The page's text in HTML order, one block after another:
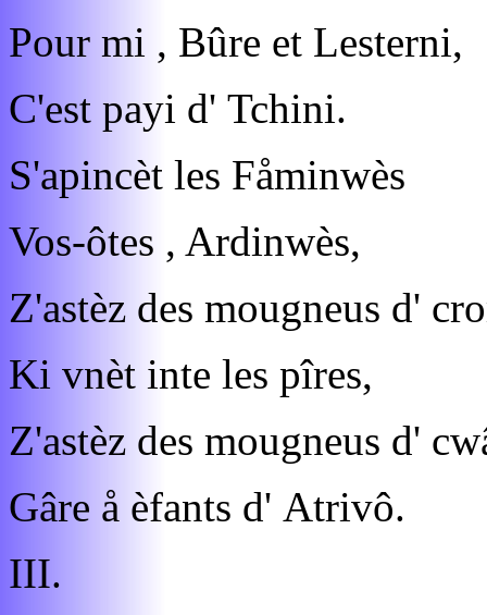
Pour mi , Bûre et Lesterni,
C'est payi d' Tchini.
S'apincèt les Fåminwès
Vos-ôtes , Ardinwès,
Z'astèz des mougneus d'
Ki vnèt inte les pîres,
Z'astèz des mougneus d'
Gâre å èfants d' Atrivô.
III.